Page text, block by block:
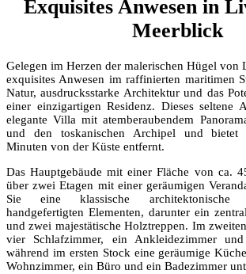
Exquisites Anwesen in
Meerblick
Gelegen im Herzen der malerischen Hügel von
exquisites Anwesen im raffinierten maritimen
Natur, ausdrucksstarke Architektur und das
einer einzigartigen Residenz. Dieses seltene
elegante Villa mit atemberaubendem
und den toskanischen Archipel und bietet
Minuten von der Küste entfernt.
Das Hauptgebäude mit einer Fläche von ca.
über zwei Etagen mit einer geräumigen
Sie eine klassische architektonische
handgefertigten Elementen, darunter ein
und zwei majestätische Holztreppen. Im
vier Schlafzimmer, ein Ankleidezimmer
während im ersten Stock eine geräumige
Wohnzimmer, ein Büro und ein Badezimmer